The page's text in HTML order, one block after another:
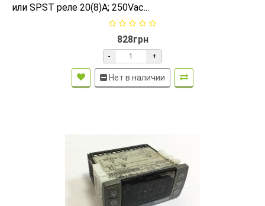
или SPST реле 20(8)A; 250Vac...
828грн
- +
Нет в наличии